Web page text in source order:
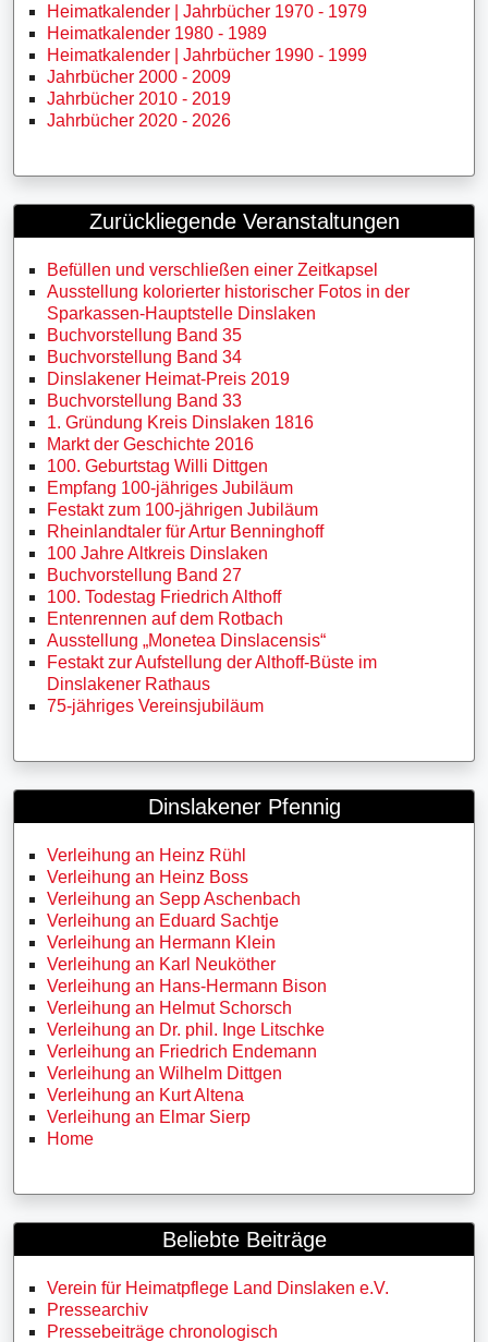
Heimatkalender | Jahrbücher 1970 - 1979
Heimatkalender 1980 - 1989
Heimatkalender | Jahrbücher 1990 - 1999
Jahrbücher 2000 - 2009
Jahrbücher 2010 - 2019
Jahrbücher 2020 - 2026
Zurückliegende Veranstaltungen
Befüllen und verschließen einer Zeitkapsel
Ausstellung kolorierter historischer Fotos in der
Sparkassen-Hauptstelle Dinslaken
Buchvorstellung Band 35
Buchvorstellung Band 34
Dinslakener Heimat-Preis 2019
Buchvorstellung Band 33
1. Gründung Kreis Dinslaken 1816
Markt der Geschichte 2016
100. Geburtstag Willi Dittgen
Empfang 100-jähriges Jubiläum
Festakt zum 100-jährigen Jubiläum
Rheinlandtaler für Artur Benninghoff
100 Jahre Altkreis Dinslaken
Buchvorstellung Band 27
100. Todestag Friedrich Althoff
Entenrennen auf dem Rotbach
Ausstellung „Monetea Dinslacensis“
Festakt zur Aufstellung der Althoff-Büste im
Dinslakener Rathaus
75-jähriges Vereinsjubiläum
Dinslakener Pfennig
Verleihung an Heinz Rühl
Verleihung an Heinz Boss
Verleihung an Sepp Aschenbach
Verleihung an Eduard Sachtje
Verleihung an Hermann Klein
Verleihung an Karl Neuköther
Verleihung an Hans-Hermann Bison
Verleihung an Helmut Schorsch
Verleihung an Dr. phil. Inge Litschke
Verleihung an Friedrich Endemann
Verleihung an Wilhelm Dittgen
Verleihung an Kurt Altena
Verleihung an Elmar Sierp
Home
Beliebte Beiträge
Verein für Heimatpflege Land Dinslaken e.V.
Pressearchiv
Pressebeiträge chronologisch